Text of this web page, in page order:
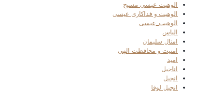
الوهیت عیسی مسیح
الوهیت و فداکاری عیسی
الوهیت_عیسی
الیاس
امثال سلیمان
امنیت و محافظت الهی
امید
اناجیل
انجیل
انجیل لوقا